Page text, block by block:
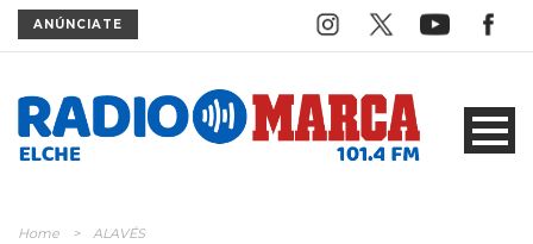
ANÚNCIATE
Home > ALAVÉS